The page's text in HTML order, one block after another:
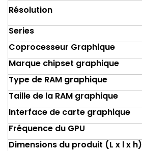
Résolution
Series
Coprocesseur Graphique
Marque chipset graphique
Type de RAM graphique
Taille de la RAM graphique
Interface de carte graphique
Fréquence du GPU
Dimensions du produit (L x l x h)